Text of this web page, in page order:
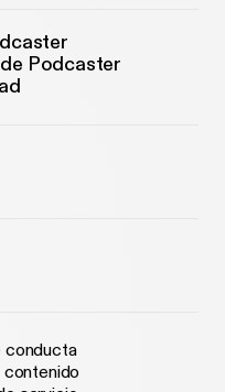
Podcaster
conducta